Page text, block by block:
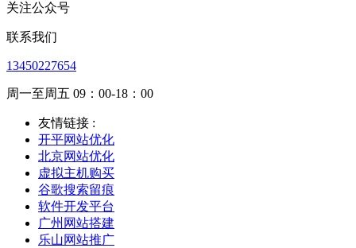
关注公众号
联系我们
13450227654
周一至周五 09：00-18：00
友情链接 :
开平网站优化
北京网站优化
虚拟主机购买
谷歌搜索留痕
软件开发平台
广州网站搭建
乐山网站推广